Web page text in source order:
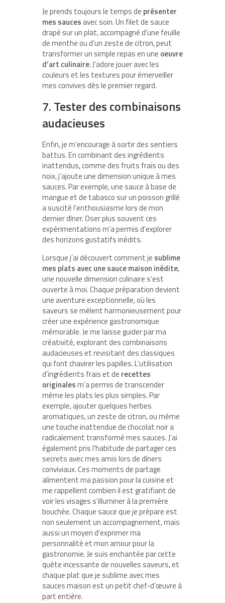
Je prends toujours le temps de présenter
mes sauces avec soin. Un filet de sauce
drapé sur un plat, accompagné d’une feuille
de menthe ou d’un zeste de citron, peut
transformer un simple repas en une oeuvre
d’art culinaire. J’adore jouer avec les
couleurs et les textures pour émerveiller
mes convives dès le premier regard.
7. Tester des combinaisons
audacieuses
Enfin, je m’encourage à sortir des sentiers
battus. En combinant des ingrédients
inattendus, comme des fruits frais ou des
noix, j’ajoute une dimension unique à mes
sauces. Par exemple, une sauce à base de
mangue et de tabasco sur un poisson grillé
a suscité l’enthousiasme lors de mon
dernier dîner. Oser plus souvent ces
expérimentations m’a permis d’explorer
des horizons gustatifs inédits.
Lorsque j’ai découvert comment je sublime
mes plats avec une sauce maison inédite,
une nouvelle dimension culinaire s’est
ouverte à moi. Chaque préparation devient
une aventure exceptionnelle, où les
saveurs se mêlent harmonieusement pour
créer une expérience gastronomique
mémorable. Je me laisse guider par ma
créativité, explorant des combinaisons
audacieuses et revisitant des classiques
qui font chavirer les papilles. L’utilisation
d’ingrédients frais et de recettes
originalesm’a permis de transcender
même les plats les plus simples. Par
exemple, ajouter quelques herbes
aromatiques, un zeste de citron, ou même
une touche inattendue de chocolat noir a
radicalement transformé mes sauces. J’ai
également pris l’habitude de partager ces
secrets avec mes amis lors de dîners
conviviaux. Ces moments de partage
alimentent ma passion pour la cuisine et
me rappellent combien il est gratifiant de
voir les visages s’illuminer à la première
bouchée. Chaque sauce que je prépare est
non seulement un accompagnement, mais
aussi un moyen d’exprimer ma
personnalité et mon amour pour la
gastronomie. Je suis enchantée par cette
quête incessante de nouvelles saveurs, et
chaque plat que je sublime avec mes
sauces maison est un petit chef-d’œuvre à
part entière.